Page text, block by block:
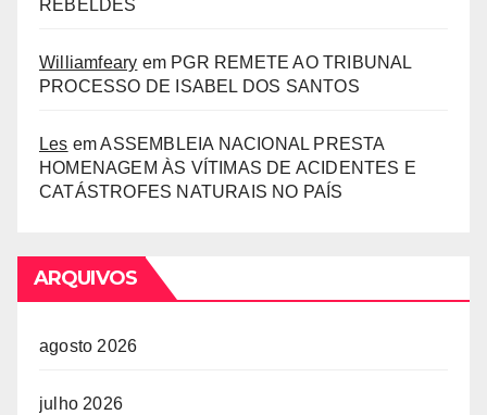
REBELDES
Williamfeary em PGR REMETE AO TRIBUNAL
PROCESSO DE ISABEL DOS SANTOS
Les emASSEMBLEIA NACIONAL PRESTA
HOMENAGEM ÀS VÍTIMAS DE ACIDENTES E
CATÁSTROFES NATURAIS NO PAÍS
ARQUIVOS
agosto 2026
julho 2026